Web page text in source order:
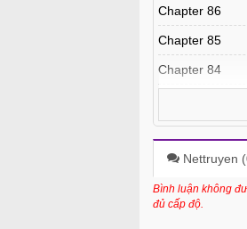
Chapter 86
Chapter 85
Chapter 84
Chapter 82
Chapter 81
Chapter 80
Nettruyen (
Bình luận không
đủ cấp độ.